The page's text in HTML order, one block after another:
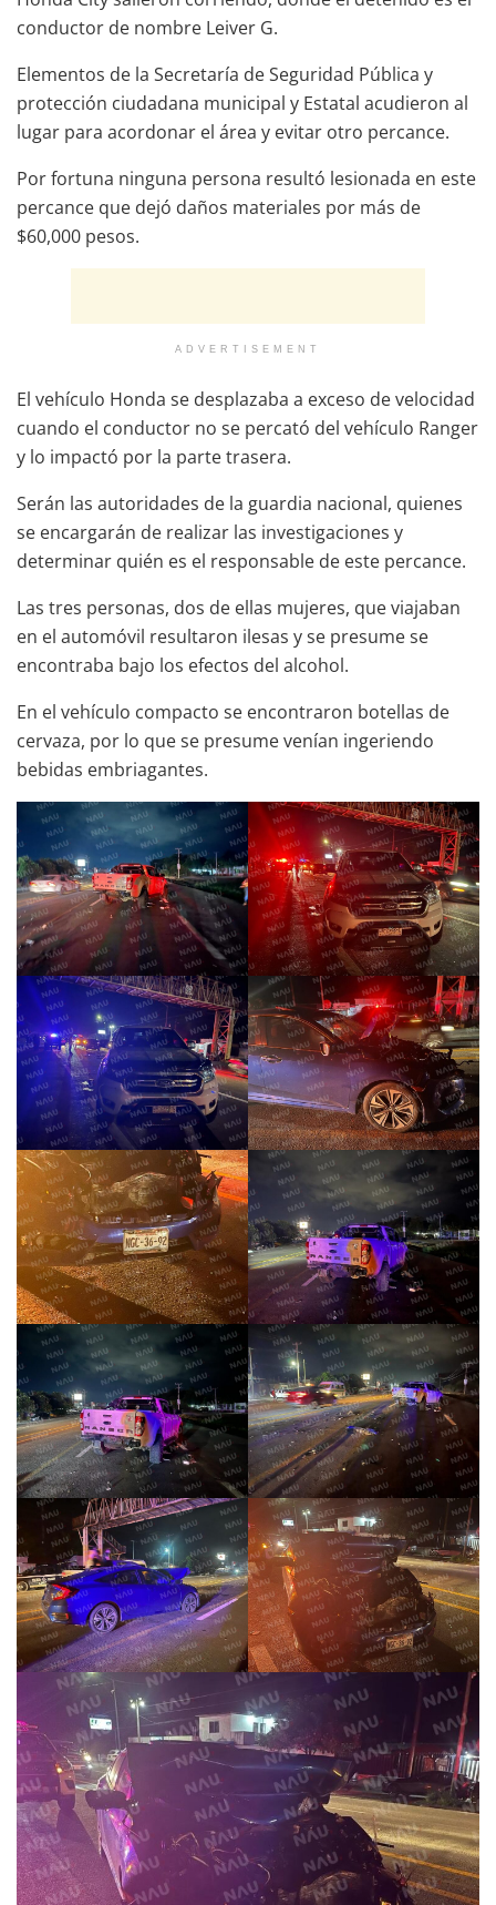
conductor de nombre Leiver G.
Elementos de la Secretaría de Seguridad Pública y
protección ciudadana municipal y Estatal acudieron al
lugar para acordonar el área y evitar otro percance.
Por fortuna ninguna persona resultó lesionada en este
percance que dejó daños materiales por más de
$60,000 pesos.
ADVERTISEMENT
El vehículo Honda se desplazaba a exceso de velocidad
cuando el conductor no se percató del vehículo Ranger
y lo impactó por la parte trasera.
Serán las autoridades de la guardia nacional, quienes
se encargarán de realizar las investigaciones y
determinar quién es el responsable de este percance.
Las tres personas, dos de ellas mujeres, que viajaban
en el automóvil resultaron ilesas y se presume se
encontraba bajo los efectos del alcohol.
En el vehículo compacto se encontraron botellas de
cervaza, por lo que se presume venían ingeriendo
bebidas embriagantes.